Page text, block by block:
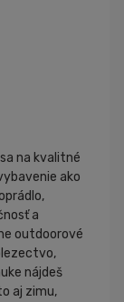
na kvalitné
ako
a
outdoorové
nájdeš
aj zimu,